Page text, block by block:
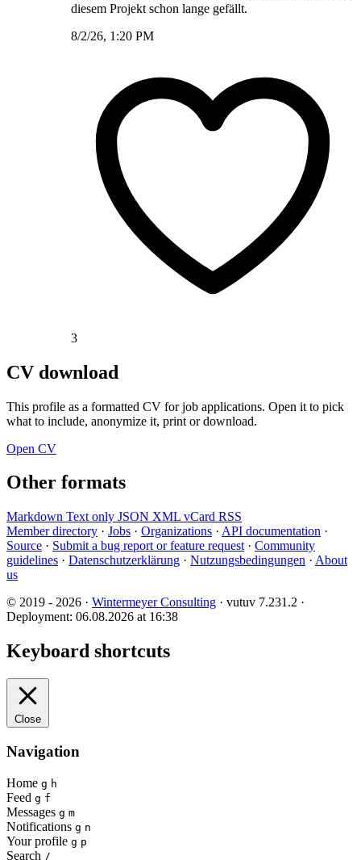
diesem Projekt schon lange gefällt.
8/2/26, 1:20 PM
3
CV download
This profile as a formatted CV for job applications. Open it to pick
what to include, anonymize it, print or download.
Open CV
Other formats
Markdown Text only JSON XML vCard RSS
Member directory · Jobs · Organizations · API documentation ·
Source · Submit a bug report or feature request · Community
guidelines · Datenschutzerklärung · Nutzungsbedingungen · About
us
© 2019 - 2026 · Wintermeyer Consulting · vutuv 7.231.2 ·
Deployment: 06.08.2026 at 16:38
Keyboard shortcuts
Close
Navigation
Home g h
Feed g f
Messages g m
Notifications g n
Your profile g p
Search /